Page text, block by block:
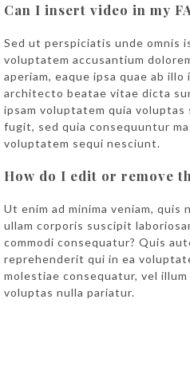
Can I insert video in my
Sed ut perspiciatis unde omnis
voluptatem accusantium
aperiam, eaque ipsa quae ab
architecto beatae vitae dicta
ipsam voluptatem quia
fugit, sed quia consequuntur
voluptatem sequi nesciunt.
How do I edit or remove
Ut enim ad minima veniam,
ullam corporis suscipit
commodi consequatur? Quis
reprehenderit qui in ea
molestiae consequatur, vel
voluptas nulla pariatur.